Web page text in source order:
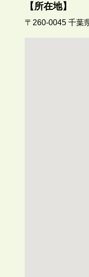
【所在地】
〒260-0045千葉